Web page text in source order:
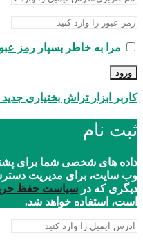
مرا به خاطر بسپار رمز
ورود
کاربر ابزار تراش بختیاری
ثبت نام
داده های شخصی شما برای
وب سایت، برای مدیریت
دیگری که در سیاست حفظ
است، استفاده خواهد شد.